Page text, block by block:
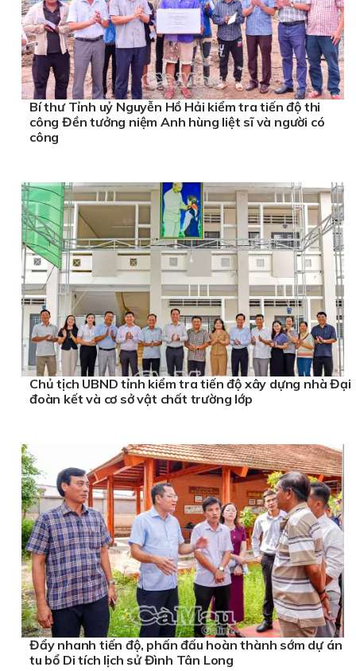
Bí thư Tỉnh uỷ Nguyễn Hồ Hải kiểm tra tiến độ thi
công Đền tưởng niệm Anh hùng liệt sĩ và người có
công
Chủ tịch UBND tỉnh kiểm tra tiến độ xây dựng nhà Đại
đoàn kết và cơ sở vật chất trường lớp
Đẩy nhanh tiến độ, phấn đấu hoàn thành sớm dự án
tu bổ Di tích lịch sử Đình Tân Long